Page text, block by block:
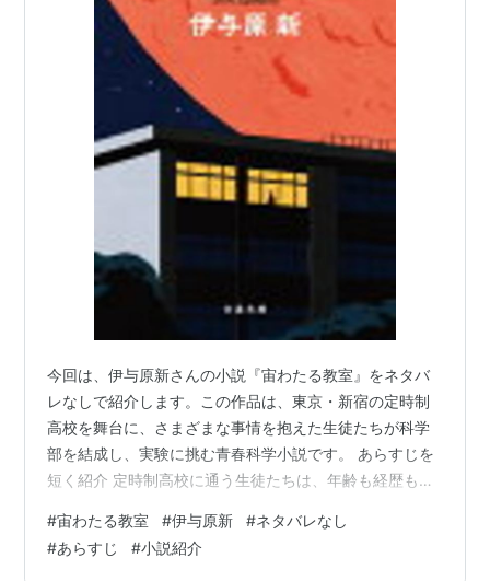
今回は、伊与原新さんの小説『宙わたる教室』をネタバ
レなしで紹介します。この作品は、東京・新宿の定時制
高校を舞台に、さまざまな事情を抱えた生徒たちが科学
部を結成し、実験に挑む青春科学小説です。 あらすじを
短く紹介 定時制高校に通う生徒たちは、年齢も経歴もそ
の岳人、子ども時代に学校へ通えなかったアンジェラ、
起立性調節障害で不登校を経験した佳純、中学卒業後す
#宙わたる教室 #伊与原新 #ネタバレなし
#あらすじ #小説紹介